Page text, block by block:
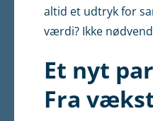
altid et udtryk for
værdi? Ikke
Et nyt
Fra